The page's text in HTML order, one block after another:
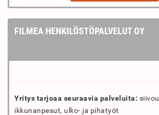
FILMEA HENKILÖSTÖPALVELUT OY
Yritys tarjoaa seuraavia palveluita:
ikkunanpesut, ulko- ja pihatyöt